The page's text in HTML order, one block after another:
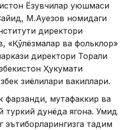
Ёзувчилар уюшмаси
М.Ауезов номидаги
директори
«Қўлёзмалар ва фольклор»
директори Торали
Ҳукумати
зиёлилари вакиллари.
фарзанди, мутафаккир ва
дунёда ягона. Умид
эътиборларингизга тақдим